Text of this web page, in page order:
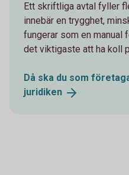
Ett skriftliga avtal fyller
innebär en trygghet,
fungerar som en manual
det viktigaste att ha koll
Då ska du som
juridiken